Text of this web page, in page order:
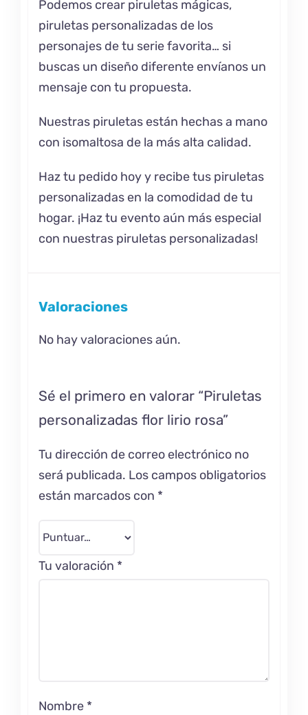
Podemos crear piruletas mágicas,
piruletas personalizadas de los
personajes de tu serie favorita… si
buscas un diseño diferente envíanos un
mensaje con tu propuesta.
Nuestras piruletas están hechas a mano
con isomaltosa de la más alta calidad.
Haz tu pedido hoy y recibe tus piruletas
personalizadas en la comodidad de tu
hogar. ¡Haz tu evento aún más especial
con nuestras piruletas personalizadas!
Valoraciones
No hay valoraciones aún.
Sé el primero en valorar “Piruletas
personalizadas flor lirio rosa”
Tu dirección de correo electrónico no
será publicada. Los campos obligatorios
están marcados con *
Tu valoración *
Nombre *